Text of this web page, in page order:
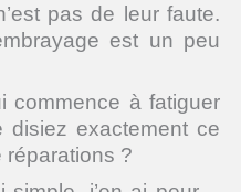
pas de leur faute.
est un peu
commence à fatiguer
exactement ce
réparations ?